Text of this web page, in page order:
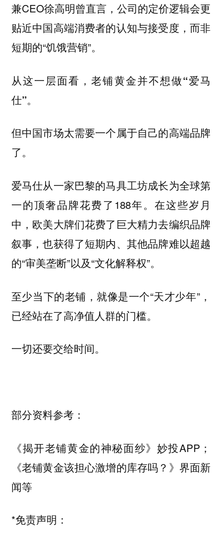
兼CEO徐高明曾直言，公司的定价逻辑会更
贴近中国高端消费者的认知与接受度，而非
短期的“饥饿营销”。
从这一层面看，老铺黄金并不想做“爱马
仕”。
但中国市场太需要一个属于自己的高端品牌
了。
爱马仕从一家巴黎的马具工坊成长为全球第
一的顶奢品牌花费了188年。在这些岁月
中，欧美大牌们花费了巨大精力去编织品牌
叙事，也获得了短期内、其他品牌难以超越
的“审美垄断”以及“文化解释权”。
至少当下的老铺，就像是一个“天才少年”，
已经站在了高净值人群的门槛。
一切还要交给时间。
部分资料参考：
《揭开老铺黄金的神秘面纱》妙投APP；
《老铺黄金该担心激增的库存吗？》界面新
闻等
*免责声明：